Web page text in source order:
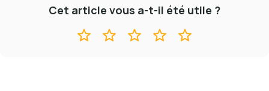
Cet article vous a-t-il été utile ?